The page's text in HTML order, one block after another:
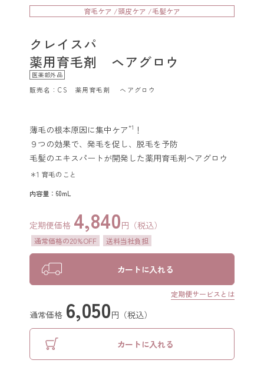
カラートリートメント
クレイスパ
カラーケアシャンプー
クレイスパ カラーキープ
＆ダメージケアマスク
リペアカラーオイル
クレイスパ
ヘアカラーマスカラ
スカルプケアシリーズ
クレイスパ
薬用育毛剤ヘアグロウ
クレイスパ 薬用スカルプシャンプー
ボリュームケア
クレイスパ 薬用リペアトリートメント
ボリュームケア
育毛ケア /頭皮ケア /毛髪ケア
クレイスパ
薬用育毛剤 ヘアグロウ
医薬部外品
販売名：CS 薬用育毛剤 ヘアグロウ
薄毛の根本原因に集中ケア*1 ！
９つの効果で、発毛を促し、脱毛を予防
毛髪のエキスパートが開発した薬用育毛剤ヘアグロウ
＊1 育毛のこと
内容量：60mL
定期便価格 4,840円（税込）
通常価格の20%OFF 送料当社負担
カートに入れる
定期便サービスとは
通常価格 6,050円（税込）
カートに入れる